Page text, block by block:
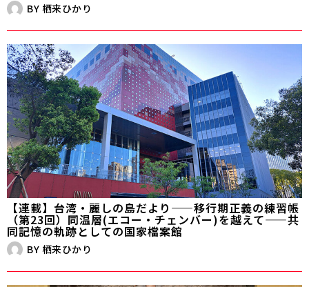
BY 栖来ひかり
【連載】台湾・麗しの島だより——移行期正義の練習帳
（第23回）同温層(エコー・チェンバー)を越えて——共
同記憶の軌跡としての国家檔案館
BY 栖来ひかり